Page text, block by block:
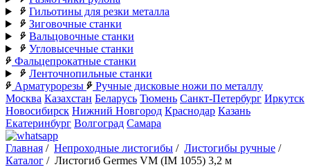
Гильотины для резки металла
Зиговочные станки
Вальцовочные станки
Угловысечные станки
Фальцепрокатные станки
Ленточнопильные станки
Арматурорезы
Ручные дисковые ножи по металлу
Москва Казахстан Беларусь Тюмень Санкт-Петербург Иркутск
Новосибирск Нижний Новгород Краснодар Казань
Екатеринбург Волгоград Самара
Главная / Непроходные листогибы / Листогибы ручные /
Каталог / Листогиб Germes VM (IM 1055) 3,2 м